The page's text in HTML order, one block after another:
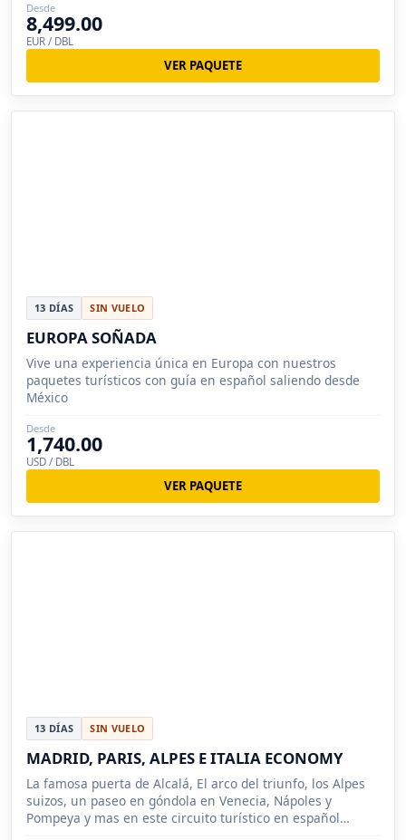
Desde
8,499.00
EUR / DBL
VER PAQUETE
13 DÍAS SIN VUELO
EUROPA SOÑADA
Vive una experiencia única en Europa con nuestros
paquetes turísticos con guía en español saliendo desde
México
Desde
1,740.00
USD / DBL
VER PAQUETE
13 DÍAS SIN VUELO
MADRID, PARIS, ALPES E ITALIA ECONOMY
La famosa puerta de Alcalá, El arco del triunfo, los Alpes
suizos, un paseo en góndola en Venecia, Nápoles y
Pompeya y mas en este circuito turístico en español